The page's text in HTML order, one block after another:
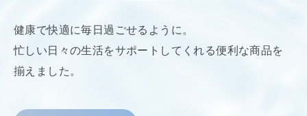
健康で快適に毎日過ごせるように。
忙しい日々の生活をサポートしてくれる便利な商品を
揃えました。